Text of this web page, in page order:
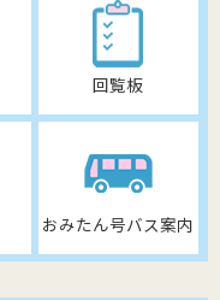
回覧板
おみたん号バス案内